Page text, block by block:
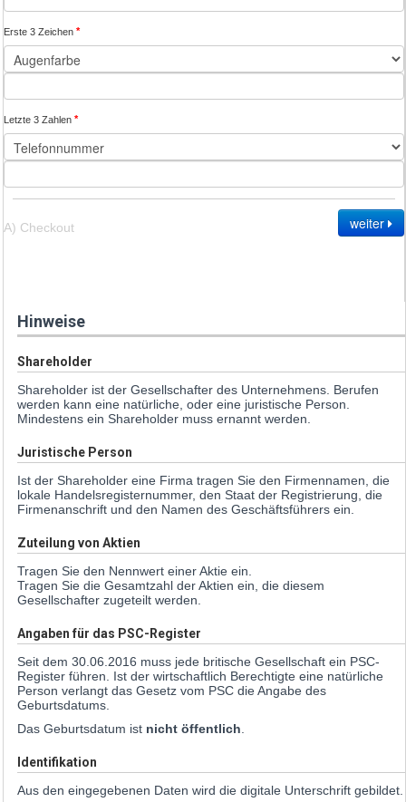
Erste 3 Zeichen *
Letzte 3 Zahlen *
weiter
A) Checkout
Hinweise
Shareholder
Shareholder ist der Gesellschafter des Unternehmens. Berufen
werden kann eine natürliche, oder eine juristische Person.
Mindestens ein Shareholder muss ernannt werden.
Juristische Person
Ist der Shareholder eine Firma tragen Sie den Firmennamen, die
lokale Handelsregisternummer, den Staat der Registrierung, die
Firmenanschrift und den Namen des Geschäftsführers ein.
Zuteilung von Aktien
Tragen Sie den Nennwert einer Aktie ein.
Tragen Sie die Gesamtzahl der Aktien ein, die diesem
Gesellschafter zugeteilt werden.
Angaben für das PSC-Register
Seit dem 30.06.2016 muss jede britische Gesellschaft ein PSC-
Register führen. Ist der wirtschaftlich Berechtigte eine natürliche
Person verlangt das Gesetz vom PSC die Angabe des
Geburtsdatums.
Das Geburtsdatum ist nicht öffentlich
Identifikation
Aus den eingegebenen Daten wird die digitale Unterschrift gebildet.